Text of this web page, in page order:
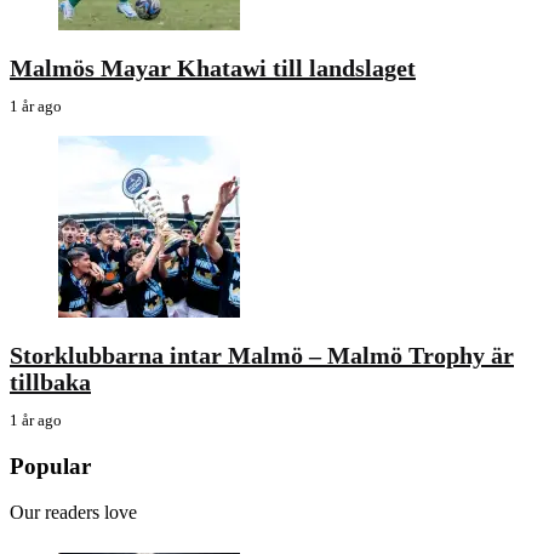
Malmös Mayar Khatawi till landslaget
1 år ago
Storklubbarna intar Malmö – Malmö Trophy är
tillbaka
1 år ago
Popular
Our readers love